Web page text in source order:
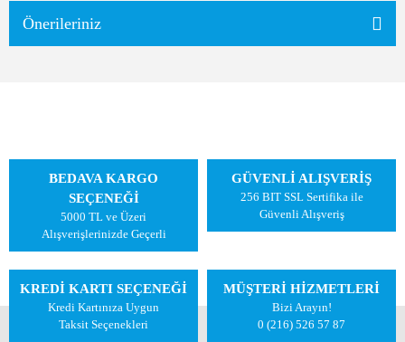
Önerileriniz
BEDAVA KARGO
SEÇENEĞİ
5000 TL ve Üzeri
Alışverişlerinizde Geçerli
GÜVENLİ ALIŞVERİŞ
256 BIT SSL Sertifika ile
Güvenli Alışveriş
KREDİ KARTI SEÇENEĞİ
Kredi Kartınıza Uygun
Taksit Seçenekleri
MÜŞTERİ HİZMETLERİ
Bizi Arayın!
0 (216) 526 57 87